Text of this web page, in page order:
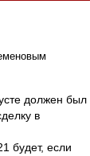
должен был
в
будет, если